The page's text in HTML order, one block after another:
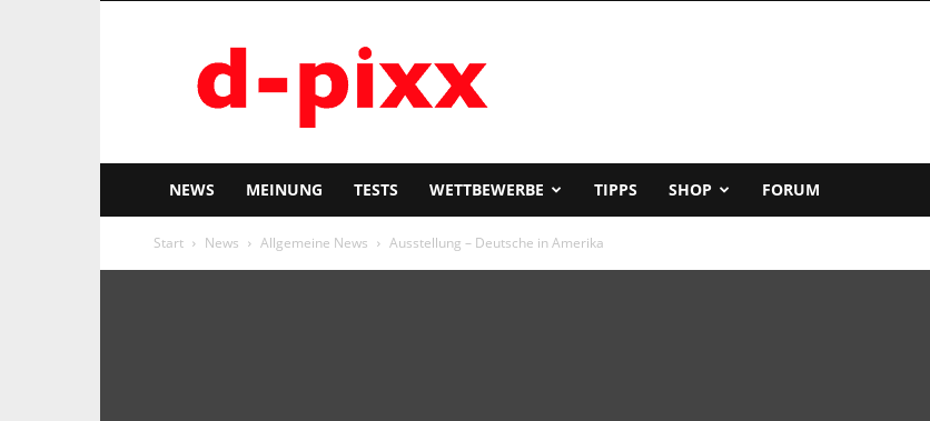
pixx
NEWS MEINUNG TESTS WETTBEWERBE TIPPS SHOP FORUM
Start News Allgemeine News Ausstellung – Deutsche in Amerika